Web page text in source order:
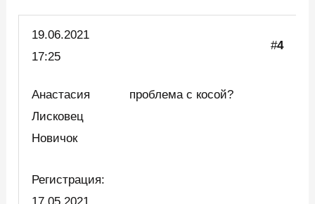
19.06.2021
17:25
#4
Анастасия
Лисковец
Новичок
Регистрация:
17.05.2021
проблема с косой?